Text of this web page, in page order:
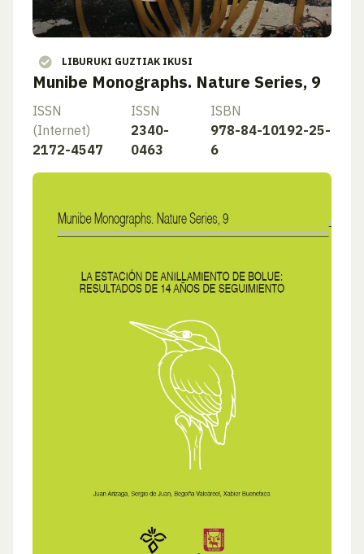
LIBURUKI GUZTIAK IKUSI
Munibe Monographs. Nature Series, 9
ISSN
(Internet)
2172-4547
ISSN
2340-
0463
ISBN
978-84-10192-25-
6